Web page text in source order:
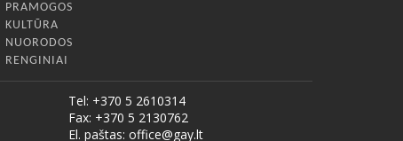
PRAMOGOS
KULTŪRA
NUORODOS
RENGINIAI
Tel: +370 5 2610314
Fax: +370 5 2130762
El. paštas: office@gay.lt